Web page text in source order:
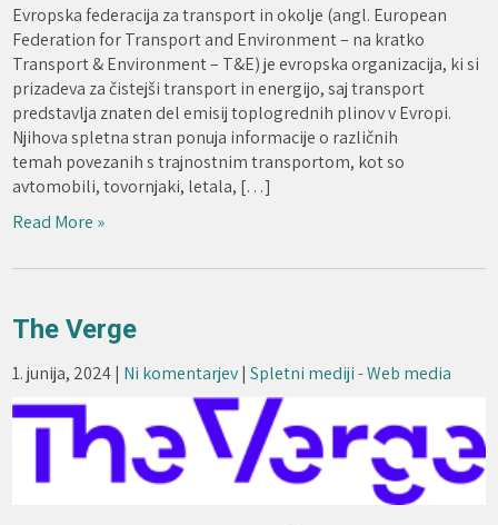
Evropska federacija za transport in okolje (angl. European
Federation for Transport and Environment – na kratko
Transport & Environment – T&E) je evropska organizacija, ki si
prizadeva za čistejši transport in energijo, saj transport
predstavlja znaten del emisij toplogrednih plinov v Evropi.
Njihova spletna stran ponuja informacije o različnih
temah povezanih s trajnostnim transportom, kot so
avtomobili, tovornjaki, letala, […]
Read More »
The Verge
1. junija, 2024| Ni komentarjev|Spletni mediji - Web media